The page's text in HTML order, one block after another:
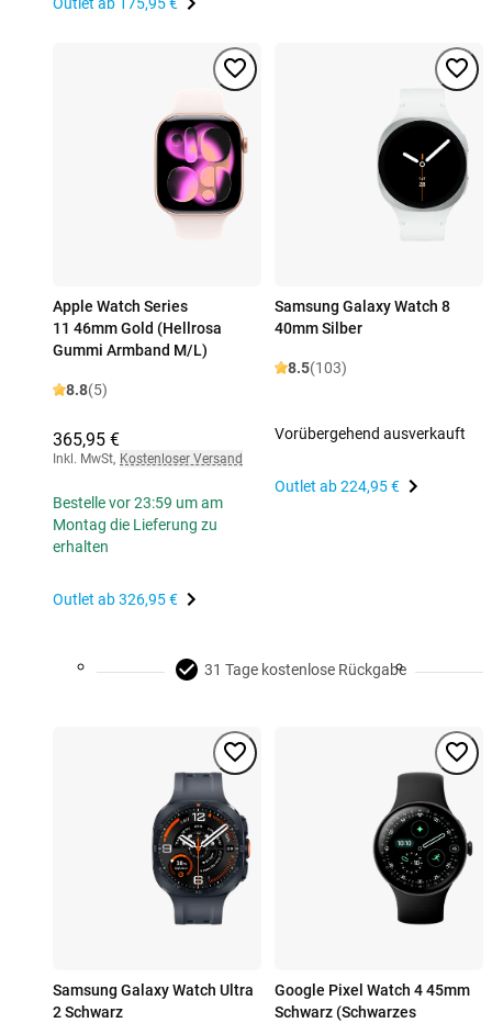
Apple Watch Series
11 46mm Gold (Hellrosa
Gummi Armband M/L)
8.8(5)
365,95 €
Inkl. MwSt, Kostenloser Versand
Bestelle vor 23:59 um am
Montag die Lieferung zu
erhalten
Outlet ab326,95 €
Samsung Galaxy Watch 8
40mm Silber
8.5(103)
Vorübergehend ausverkauft
Outlet ab224,95 €
31 Tage kostenlose Rückgabe
Samsung Galaxy Watch Ultra
2 Schwarz
Google Pixel Watch 4 45mm
Schwarz (Schwarzes